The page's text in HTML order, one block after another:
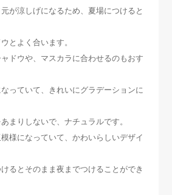
が涼しげになるため、夏場につけると
とよく合います。
ドウや、マスカラに合わせるのもおす
っていて、きれいにグラデーションに
まりしないで、ナチュラルです。
様になっていて、かわいらしいデザイ
るとそのまま夜までつけることができ